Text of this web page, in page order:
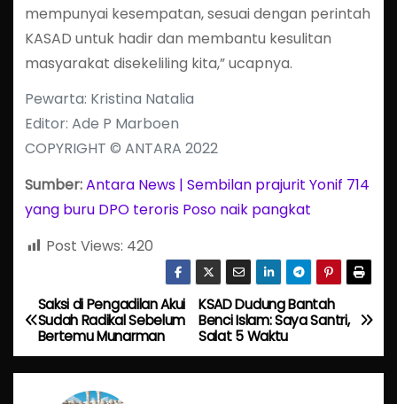
mempunyai kesempatan, sesuai dengan perintah
KASAD untuk hadir dan membantu kesulitan
masyarakat disekeliling kita,” ucapnya.
Pewarta: Kristina Natalia
Editor: Ade P Marboen
COPYRIGHT © ANTARA 2022
Sumber:Antara News | Sembilan prajurit Yonif 714
yang buru DPO teroris Poso naik pangkat
Post Views: 420
P
o
KSAD Dudung Bantah
Benci Islam: Saya Santri,
Salat 5 Waktu
Saksi di Pengadilan Akui
Sudah Radikal Sebelum
Bertemu Munarman